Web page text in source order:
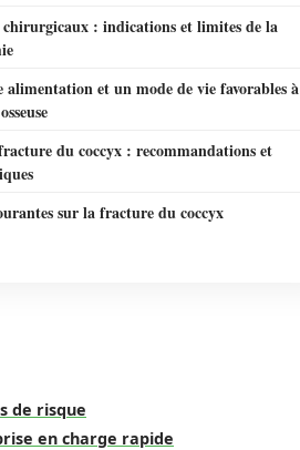
: indications et limites de la
alimentation et un mode de vie favorables à
du coccyx : recommandations et
sur la fracture du coccyx
de risque
en charge rapide